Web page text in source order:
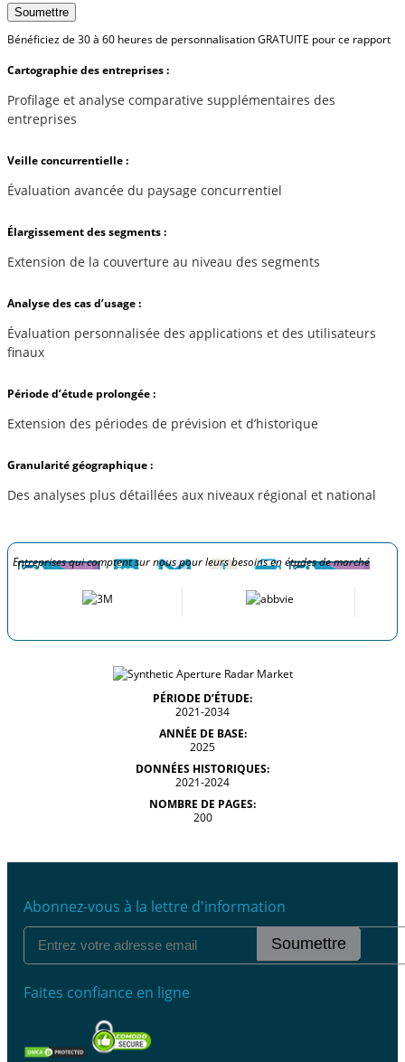
Soumettre
Bénéficiez de 30 à 60 heures de personnalisation GRATUITE pour ce rapport
Cartographie des entreprises :
Profilage et analyse comparative supplémentaires des
entreprises
Veille concurrentielle :
Évaluation avancée du paysage concurrentiel
Élargissement des segments :
Extension de la couverture au niveau des segments
Analyse des cas d’usage :
Évaluation personnalisée des applications et des utilisateurs
finaux
Période d’étude prolongée :
Extension des périodes de prévision et d’historique
Granularité géographique :
Des analyses plus détaillées aux niveaux régional et national
Entreprises qui comptent sur nous pour leurs besoins en études de marché
PÉRIODE D’ÉTUDE:
2021-2034
ANNÉE DE BASE:
2025
DONNÉES HISTORIQUES:
2021-2024
NOMBRE DE PAGES:
200
Abonnez-vous à la lettre d'information
Soumettre
Faites confiance en ligne